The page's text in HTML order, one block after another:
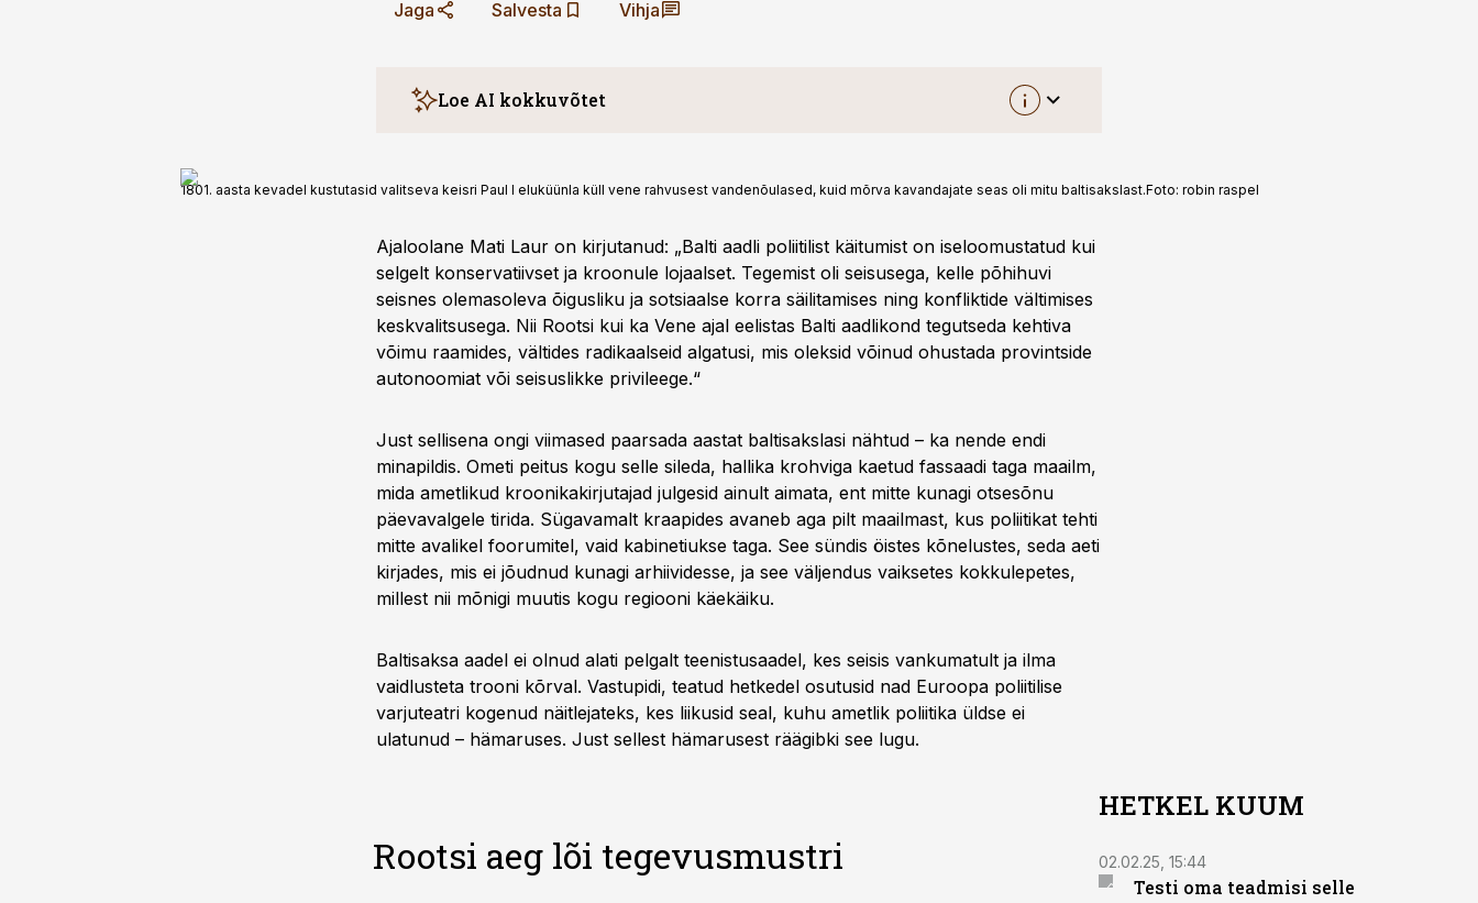
Jaga Salvesta Vihja
Loe AI kokkuvõtet
Artikkel käsitleb baltisaksa aadli mõju Vene ja Rootsi riikide juhtimisel, kus nad
Ajaloolane Mati Laur kirjeldab baltisakslasi kui konservatiivse ja võimule
lojaalse seisusena, kuigi nad olid osalised mitmetes vandenõudes. Olulised
tegelased, nagu Hermann von Wrangel ja Reinhold von Fersen, lõid kohaliku
autonoomiaplaanide ringkonna Rootsi impeeriumis. Johann Reinhold von
Patkul esindas suuremat Liivimaa autonoomia taotlust, mis viis teravatesse
konfliktidesse Rootsi kuningaga. Lisaks olid baltisakslased olulised poliitilised
mõjutajad ka 19. sajandi Vene impeeriumis, kus nende rahvusvahelised
1801. aasta kevadel kustutasid valitseva keisri Paul I eluküünla küll vene rahvusest vandenõulased, kuid mõrva kavandajate seas oli mitu baltisakslast.Foto: robin raspel
Ajaloolane Mati Laur on kirjutanud: „Balti aadli poliitilist käitumist on ise­loomustatud kui
selgelt konservatiivset ja kroonule lojaalset. Tegemist oli seisusega, kelle põhihuvi
seisnes olemasoleva õigusliku ja sotsiaalse korra säilitamises ning konfliktide vältimises
keskvalitsusega. Nii Rootsi kui ka Vene ajal eelistas Balti aadlikond tegutseda kehtiva
võimu raamides, vältides radikaalseid algatusi, mis oleksid võinud ohustada provintside
autonoomiat või seisuslikke privileege.“
Just sellisena ongi viimased paarsada aastat baltisakslasi nähtud – ka nende endi
minapildis. Ometi peitus kogu selle sileda, hallika krohviga kaetud fassaa­di taga maailm,
mida ametlikud kroonikakirjutajad julgesid ainult aimata, ent mitte kunagi otsesõnu
päeva­­valgele tirida. Sügavamalt kraapides avaneb aga pilt maailmast, kus poliitikat tehti
mitte avalikel foorumitel, vaid kabinetiukse taga. See sündis öistes kõnelustes, seda aeti
kirjades, mis ei jõudnud kunagi arhiividesse, ja see väljendus vaiksetes kokkulepetes,
millest nii mõnigi muutis kogu regiooni käekäiku.
Baltisaksa aadel ei olnud alati pelgalt teenistusaadel, kes seisis vankumatult ja ilma
vaidlusteta trooni kõrval. Vastupidi, teatud hetkedel osutusid nad Euroopa poliitilise
varjuteatri kogenud näitlejateks, kes liikusid seal, kuhu ametlik poliitika üldse ei
ulatunud – hämaruses. Just sellest hämarusest räägib­ki see lugu.
Rootsi aeg lõi tegevusmustri
HETKEL KUUM
02.02.25, 15:44
Testi oma teadmisi selle